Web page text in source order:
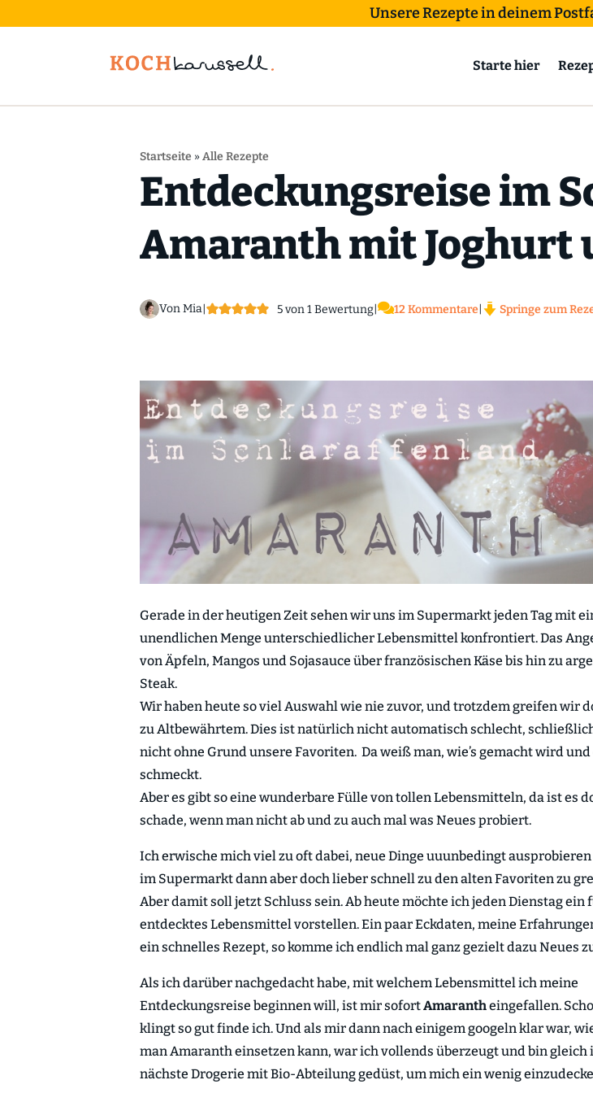
Unsere Rezepte in deinem
Starte hier
Startseite »Alle Rezepte
Entdeckungsreise im
Amaranth mit Joghurt
Von Mia 5von 1 Bewertung| 12 Kommentare Springe zum
Gerade in der heutigen Zeit sehen wir uns im Supermarkt jeden Tag mit
unendlichen Menge unterschiedlicher Lebensmittel konfrontiert. Das
von Äpfeln, Mangos und Sojasauce über französischen Käse bis hin zu
Steak.
Wir haben heute so viel Auswahl wie nie zuvor, und trotzdem greifen wir
zu Altbewährtem. Dies ist natürlich nicht automatisch schlecht,
nicht ohne Grund unsere Favoriten. Da weiß man, wie’s gemacht wird und
schmeckt.
Aber es gibt so eine wunderbare Fülle von tollen Lebensmitteln, da ist es
schade, wenn man nicht ab und zu auch mal was Neues probiert.
Ich erwische mich viel zu oft dabei, neue Dinge uuunbedingt
im Supermarkt dann aber doch lieber schnell zu den alten Favoriten zu
Aber damit soll jetzt Schluss sein. Ab heute möchte ich jeden Dienstag ein
entdecktes Lebensmittel vorstellen. Ein paar Eckdaten, meine
ein schnelles Rezept, so komme ich endlich mal ganz gezielt dazu Neues
Als ich darüber nachgedacht habe, mit welchem Lebensmittel ich meine
Entdeckungsreise beginnen will, ist mir sofortAmarantheingefallen.
klingt so gut finde ich. Und als mir dann nach einigem googeln klar war,
man Amaranth einsetzen kann, war ich vollends überzeugt und bin gleich
nächste Drogerie mit Bio-Abteilung gedüst, um mich ein wenig